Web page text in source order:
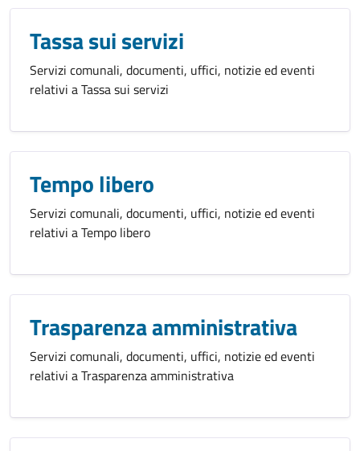
Tassa sui servizi
Servizi comunali, documenti, uffici, notizie ed eventi
relativi a Tassa sui servizi
Tempo libero
Servizi comunali, documenti, uffici, notizie ed eventi
relativi a Tempo libero
Trasparenza amministrativa
Servizi comunali, documenti, uffici, notizie ed eventi
relativi a Trasparenza amministrativa